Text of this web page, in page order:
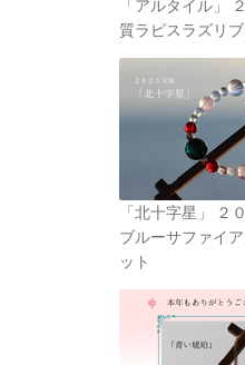
「アルタイル」
質ラピスラズリ
「北十字星」 ２
ブルーサファイ
ット